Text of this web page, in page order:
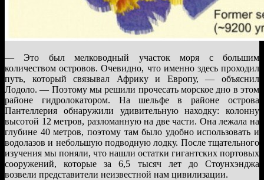
— Это был мелководный участок моря с большим
количеством островов. Очевидно, что именно здесь проходил
путь, который связывал Африку и Европу, — объяснил
Лодоло. — Поэтому мы решили прочесать морское дно в этом
районе гидролокатором. На шельфе в районе острова
Пантеллерия обнаружили удивительную находку: колонну
высотой 12 метров, разломанную на две части. Она лежала на
глубине 40 метров, поэтому там было удобно использовать и
водолазов и небольшую подводную лодку. После тщательного
изучения мы поняли, что нашли остатки гигантских портовых
сооружений, которые за 6,5 тысяч лет до Стоунхэнджа
возвели представители неизвестной нам цивилизации.